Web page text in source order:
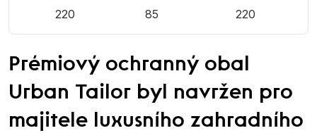
220 85 220
Prémiový ochranný obal
Urban Tailor byl navržen pro
majitele luxusního zahradního